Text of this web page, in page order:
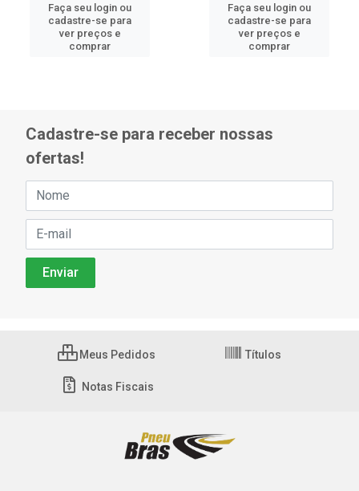
Faça seu login ou
cadastre-se para
ver preços e
comprar
Faça seu login ou
cadastre-se para
ver preços e
comprar
Cadastre-se para receber nossas
ofertas!
Meus Pedidos Títulos
Notas Fiscais